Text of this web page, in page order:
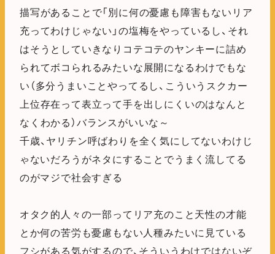
描写があることで「別に何の憂慮も障害もないリア
充ってわけじゃない」の塩梅をやっているし、それ
はそうとしていきなりコテコテのヤンキーに詰め
られてボコられるみたいな展開になるわけでもな
い（多分うまいことやってるし、こういうスクカー
上位存在って表立って手を出しにくいのはなんと
なくわかる）バランスがいいな～
千歳、ヤリチン呼ばわりを全く気にしてないわけじ
ゃないだろうがネタにすることでうまく流してる
のがマジで社会すぎる
オタク的人々の一部ってリア充のこと天性の才能
とか何の苦労も憂慮もない人種みたいに見ている
フシがある気がするので、そういうわけではないぞ